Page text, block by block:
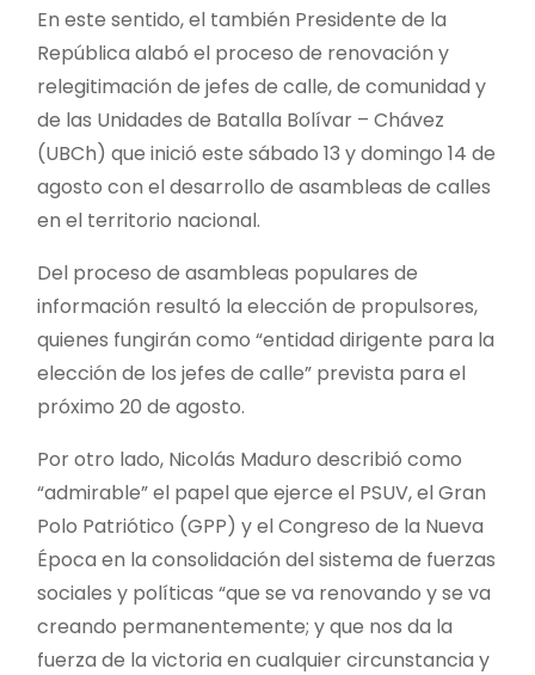
En este sentido, el también Presidente de la
República alabó el proceso de renovación y
relegitimación de jefes de calle, de comunidad y
de las Unidades de Batalla Bolívar – Chávez
(UBCh) que inició este sábado 13 y domingo 14 de
agosto con el desarrollo de asambleas de calles
en el territorio nacional.
Del proceso de asambleas populares de
información resultó la elección de propulsores,
quienes fungirán como “entidad dirigente para la
elección de los jefes de calle” prevista para el
próximo 20 de agosto.
Por otro lado, Nicolás Maduro describió como
“admirable” el papel que ejerce el PSUV, el Gran
Polo Patriótico (GPP) y el Congreso de la Nueva
Época en la consolidación del sistema de fuerzas
sociales y políticas “que se va renovando y se va
creando permanentemente; y que nos da la
fuerza de la victoria en cualquier circunstancia y